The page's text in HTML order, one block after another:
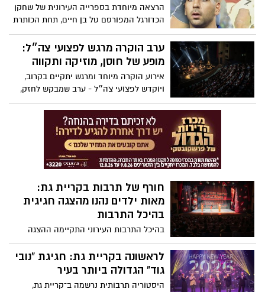
הרצאה מיוחדת בספרייה העירונית של שחקן
הכדורגל המפורסם טל בן חיים, תחת הכותרת
“איך לשחק את החיים אחרת”
ערב הוקרה מרגש לפצועי צה״ל:
מופע של חוסן, מוזיקה ותקווה
אירוע הוקרה מיוחד ומרגש יתקיים בקרוב,
ויוקדש לפצועי צה״ל - ערב שמבקש לחזק,
לחבר ולהעניק רגע של השראה ותקווה.
חורף של תרבות בקריית גת:
מאות ילדים נהנו מהצגה חגיגית
בהיכל התרבות
בהיכל התרבות העירוני התקיימה ההצגה
המושקעת “שכחו אותי בוולוג”, שזכתה
להיענות מרשימה ומילאה את האולם במאות
ילדים ובני משפחותיהם.
לראשונה בקריית גת: חגיגת “נובי
גוד” הגדולה ביותר בעיר
היסטוריה תרבותית נרשמה ב־קריית גת,